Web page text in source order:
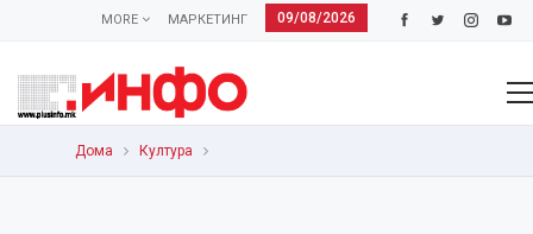
09/08/2026
МАРКЕТИНГ
MORE
Дома Култура